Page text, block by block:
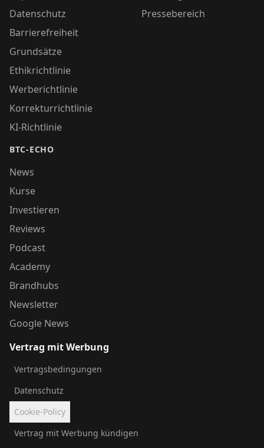
Datenschutz
Barrierefreiheit
Grundsätze
Ethikrichtlinie
Werberichtlinie
Korrekturrichtlinie
KI-Richtlinie
BTC-ECHO
News
Kurse
Investieren
Reviews
Podcast
Academy
Brandhubs
Newsletter
Google News
Pressebereich
Vertrag mit Werbung
Vertragsbedingungen
Datenschutz
Cookie-Policy
Vertrag mit Werbung kündigen